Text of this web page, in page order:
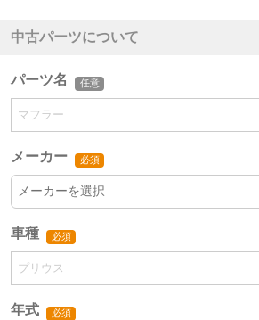
中古パーツについて
パーツ名 任意
メーカー 必須
車種 必須
年式 必須